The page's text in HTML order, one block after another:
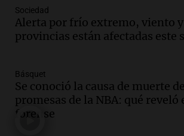
Audio.
abuso sexual: juicio
diciembre de 2025
Audio.Familiares de
convocan marcha por
trágica muerte en Villa
Panorama Federal
Sociedad
Alerta por frío extremo, viento y
provincias están afectadas este
Básquet
Se conoció la causa de muerte
promesas de la NBA: qué
forense